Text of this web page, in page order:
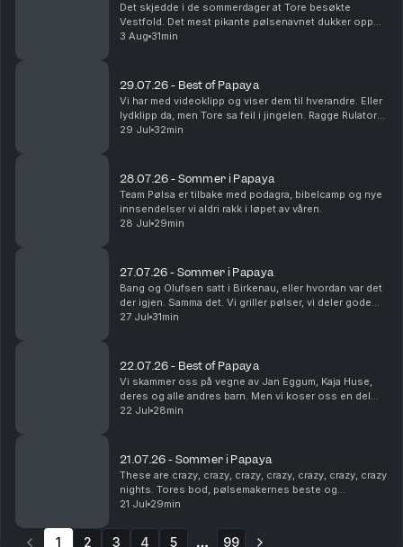
Det skjedde i de sommerdager at Tore besøkte
Vestfold. Det mest pikante pølsenavnet dukker opp
og vi rydder i fryseren. Yes.
3 Aug 31min
29.07.26 - Best of Papaya
Vi har med videoklipp og viser dem til hverandre. Eller
lydklipp da, men Tore sa feil i jingelen. Ragge Rulator
dukker opp, og Steinar utsettes for på-bekostnings-
29 Jul 32min
28.07.26 - Sommer i Papaya
Team Pølsa er tilbake med podagra, bibelcamp og nye
innsendelser vi aldri rakk i løpet av våren.
28 Jul 29min
27.07.26 - Sommer i Papaya
Bang og Olufsen satt i Birkenau, eller hvordan var det
der igjen. Samma det. Vi griller pølser, vi deler gode
sommerminner og vi tømmer postkassa vår. Det er fint.
27 Jul 31min
22.07.26 - Best of Papaya
Vi skammer oss på vegne av Jan Eggum, Kaja Huse,
deres og alle andres barn. Men vi koser oss en del
med høydepunkter fra sesongen som gikk.
22 Jul 28min
21.07.26 - Sommer i Papaya
These are crazy, crazy, crazy, crazy, crazy, crazy, crazy
nights. Tores bod, pølsemakernes beste og
livreddende førstehjelp. Snakkes!
21 Jul 29min
1 2 3 4 5 99